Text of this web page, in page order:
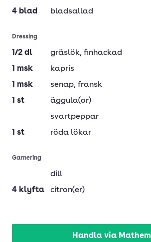
4 blad bladsallad
Dressing
1/2 dl gräslök, finhackad
1 msk
kapris
1 msk senap, fransk
1 st
äggula(or)
svartpeppar
1 st röda lökar
Garnering
dill
4 klyfta citron(er)
Handla via Mathem